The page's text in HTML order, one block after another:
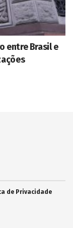
entre Brasil e
de Privacidade